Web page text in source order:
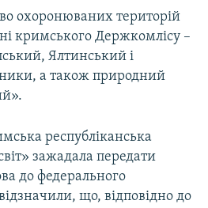
охоронюваних територій
кримського Держкомлісу –
Ялтинський і
а також природний
республіканська
зажадала передати
до федерального
що, відповідно до